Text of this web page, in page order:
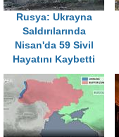
Rusya: Ukrayna
Saldırılarında
Nisan'da 59 Sivil
Hayatını Kaybetti